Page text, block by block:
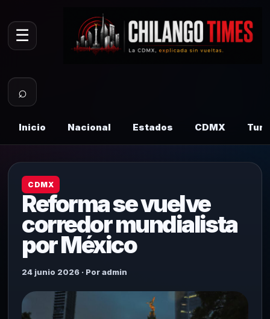
☰
⌕
Inicio Nacional Estados CDMX
CDMX
Reforma se vuelve
corredor mundialista
por México
24 junio 2026 · Por admin